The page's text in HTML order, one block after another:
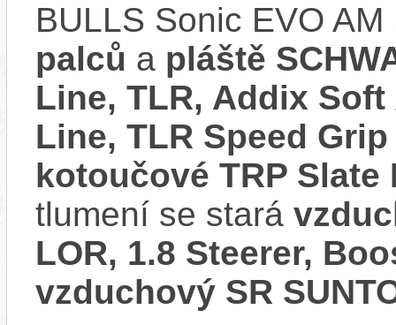
BULLS Sonic EVO
palců a pláště
Line, TLR, Addix
Line, TLR Speed Grip
kotoučové TRP Slate
tlumení se stará
LOR, 1.8 Steerer,
vzduchový SR